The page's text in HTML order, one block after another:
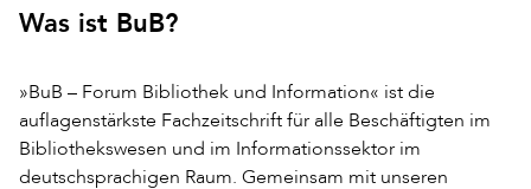
Was ist BuB?
»BuB – Forum Bibliothek und Information« ist die
auflagenstärkste Fachzeitschrift für alle Beschäftigten im
Bibliothekswesen und im Informationssektor im
deutschsprachigen Raum. Gemeinsam mit unseren